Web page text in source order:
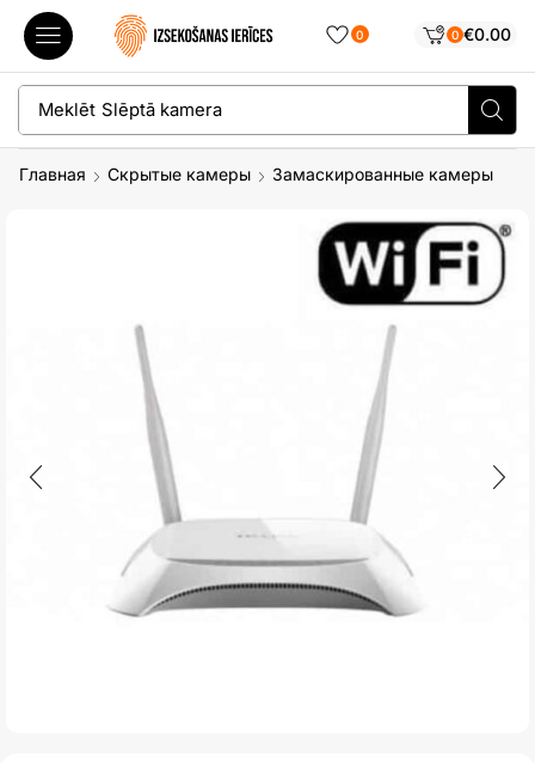
0 0 €0.00
Meklēt Slēptā kamera
Главная Скрытые камеры Замаскированные камеры